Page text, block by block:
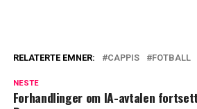
RELATERTE EMNER: CAPPIS FOTBALL
NESTE
Forhandlinger om IA-avtalen